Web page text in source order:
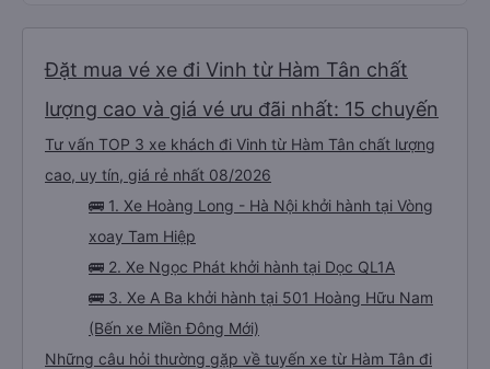
Đặt mua vé xe đi Vinh từ Hàm Tân chất
lượng cao và giá vé ưu đãi nhất: 15 chuyến
Tư vấn TOP 3 xe khách đi Vinh từ Hàm Tân chất lượng
cao, uy tín, giá rẻ nhất 08/2026
🚌 1. Xe Hoàng Long - Hà Nội khởi hành tại Vòng
xoay Tam Hiệp
🚌 2. Xe Ngọc Phát khởi hành tại Dọc QL1A
🚌 3. Xe A Ba khởi hành tại 501 Hoàng Hữu Nam
(Bến xe Miền Đông Mới)
Những câu hỏi thường gặp về tuyến xe từ Hàm Tân đi